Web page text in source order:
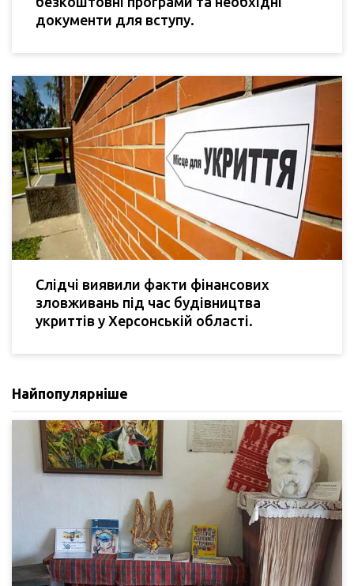
документи для вступу.
Слідчі виявили факти фінансових
зловживань під час будівництва
укриттів у Херсонській області.
Найпопулярніше